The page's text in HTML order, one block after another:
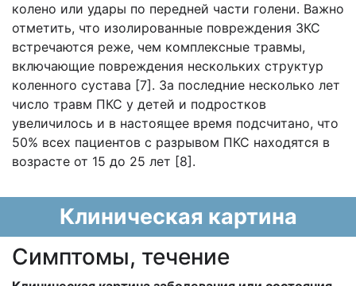
колено или удары по передней части голени. Важно
отметить, что изолированные повреждения ЗКС
встречаются реже, чем комплексные травмы,
включающие повреждения нескольких структур
коленного сустава [7]. За последние несколько лет
число травм ПКС у детей и подростков
увеличилось и в настоящее время подсчитано, что
50% всех пациентов с разрывом ПКС находятся в
возрасте от 15 до 25 лет [8].
Клиническая картина
Cимптомы, течение